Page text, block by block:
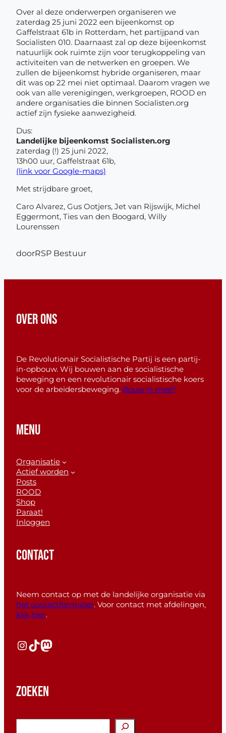
Over al deze onderwerpen organiseren we
zaterdag 25 juni 2022 een bijeenkomst op
Gaffelstraat 61b in Rotterdam, het partijpand van
Socialisten 010. Daarnaast zal op deze bijeenkomst
natuurlijk ook ruimte zijn voor terugkoppeling van
activiteiten van de netwerken en groepen. We
zullen de bijeenkomst hybride organiseren, maar
dit was op 22 mei niet optimaal. Daarom vragen we
ook van alle verenigingen, werkgroepen, ROOD en
andere organisaties die binnen Socialisten.org
actief zijn fysieke aanwezigheid.
Dus:
Landelijke bijeenkomst Socialisten.org
zaterdag (!) 25 juni 2022,
13h00 uur, Gaffelstraat 61b,
(link voor Google-maps)
Met strijdbare groet,
Caro Alvarez, Gus Ootjers, Jet van Rijswijk, Michel
Eggermont, Ties van den Boogard, Willy
Lourenssen
doorRSP Bestuur
OVER ONS
De Revolutionair Socialistische Partij is een partij-
in-opbouw. Wij bouwen aan de socialistische
beweging en een revolutionair socialistische koers
voor de arbeidersbeweging. Bouw je mee?
MENU
Organisatie
Actief worden
Posts
ROOD
Shop
Paraat!
Inloggen
CONTACT
Neem contact op met de landelijke organisatie via
het contactformulier. Voor contact met afdelingen,
klik hier.
InstagramTikTok Mastodon
ZOEKEN